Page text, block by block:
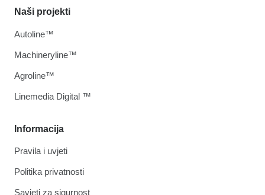
Informacija
Pravila i uvjeti
Politika privatnosti
Savjeti za sigurnost
Naši projekti
Autoline™
Machineryline™
Agroline™
Linemedia Digital ™